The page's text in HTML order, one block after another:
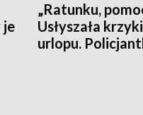
je
„Ratunku,
Usłyszała
urlopu.